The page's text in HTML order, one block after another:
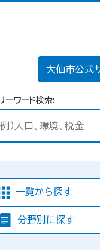
大仙市公式
ーワード検索
一覧から探す
分野別に探す
見つか